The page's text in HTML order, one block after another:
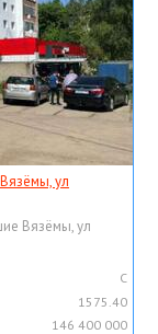
ул
Вязёмы, ул
C
1575.40
146 400 000